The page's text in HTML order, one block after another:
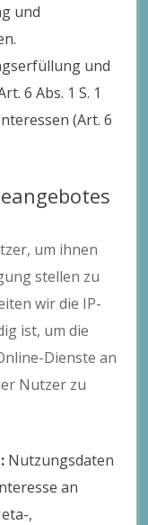
und
und
6 Abs. 1 S. 1
(Art. 6
um ihnen
stellen zu
wir die IP-
ist, um die
Dienste an
Nutzer zu
Nutzungsdaten
an
,